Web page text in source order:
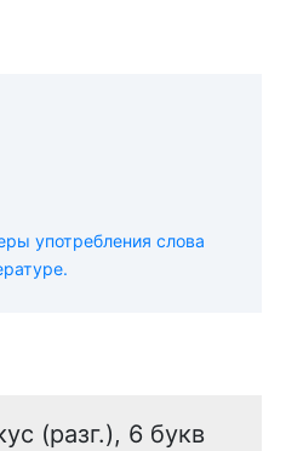
употребления слова
(разг.), 6 букв